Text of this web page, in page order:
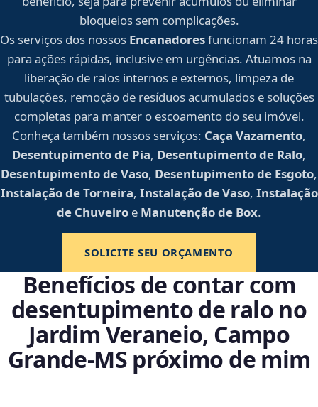
bloqueios sem complicações.
Os serviços dos nossos Encanadoresfuncionam 24 horas
para ações rápidas, inclusive em urgências. Atuamos na
liberação de ralos internos e externos, limpeza de
tubulações, remoção de resíduos acumulados e soluções
completas para manter o escoamento do seu imóvel.
Conheça também nossos serviços: Caça Vazamento,
Desentupimento de Pia, Desentupimento de Ralo,
Desentupimento de Vaso, Desentupimento de Esgoto,
Instalação de Torneira, Instalação de Vaso, Instalação
de Chuveiro e Manutenção de Box.
SOLICITE SEU ORÇAMENTO
Benefícios de contar com
desentupimento de ralo no
Jardim Veraneio, Campo
Grande‑MS próximo de mim